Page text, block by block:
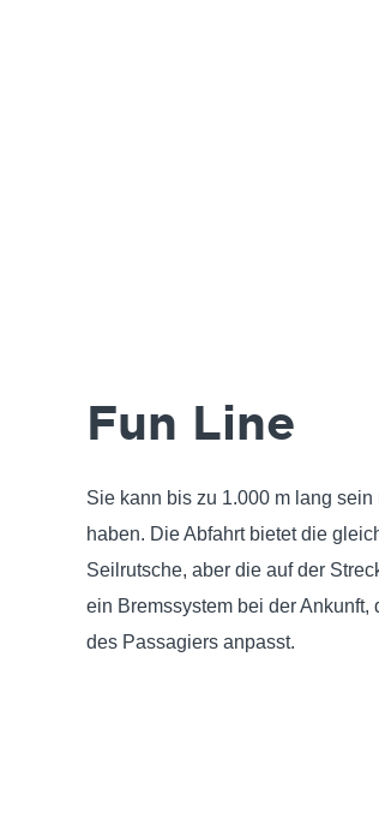
Fun Line
Sie kann bis zu 1.000 m lang
haben. Die Abfahrt bietet die
Seilrutsche, aber die auf der
ein Bremssystem bei der
des Passagiers anpasst.